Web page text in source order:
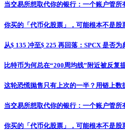
当交易所想取代你的银行：一个账户管所
你买的「代币化股票」，可能根本不是股
从$ 135 冲至$ 225 再回落：SPCX 是否
比特币为何总在“200周均线”附近被反复
这轮恐慌抛售只有上次的一半？用链上数
当交易所想取代你的银行：一个账户管所
你买的「代币化股票」，可能根本不是股